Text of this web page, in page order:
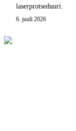
laserprotseduuri.
6. juuli 2026